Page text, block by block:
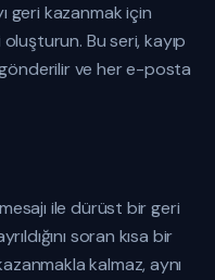
geri kazanmak için
oluşturun. Bu seri, kayıp
ve her e-posta
ile dürüst bir geri
soran kısa bir
kalmaz, aynı